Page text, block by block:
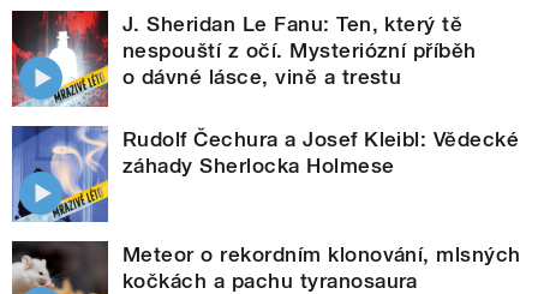
J. Sheridan Le Fanu: Ten, který tě
nespouští z očí. Mysteriózní příběh
o dávné lásce, vině a trestu
Rudolf Čechura a Josef Kleibl: Vědecké
záhady Sherlocka Holmese
Meteor o rekordním klonování, mlsných
kočkách a pachu tyranosaura